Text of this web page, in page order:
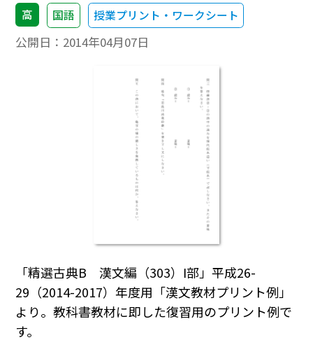
高 国語 授業プリント・ワークシート
公開日： 2014年04月07日
「精選古典B 漢文編（303）Ⅰ部」平成26-
29（2014-2017）年度用「漢文教材プリント例」
より。教科書教材に即した復習用のプリント例で
す。